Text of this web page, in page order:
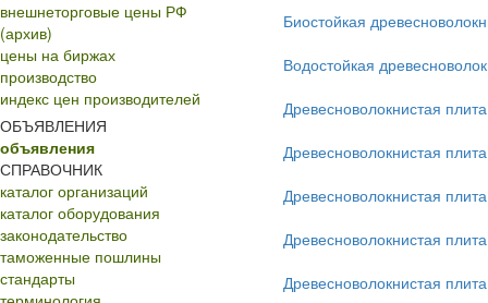
внешнеторговые цены РФ
(архив)
цены на биржах
производство
индекс цен производителей
ОБЪЯВЛЕНИЯ
объявления
СПРАВОЧНИК
каталог организаций
каталог оборудования
законодательство
таможенные пошлины
стандарты
Биостойкая
Водостойкая
Древесноволокнистая
Древесноволокнистая
Древесноволокнистая
Древесноволокнистая
Древесноволокнистая